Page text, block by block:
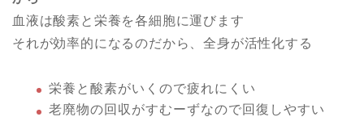
血液は酸素と栄養を各細胞に運びます
それが効率的になるのだから、全身が活性化する
栄養と酸素がいくので疲れにくい
老廃物の回収がすむーずなので回復しやすい